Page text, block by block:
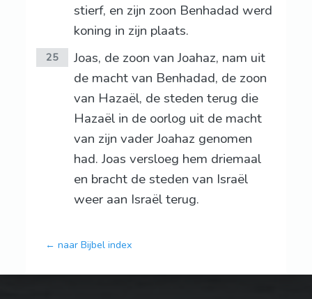
stierf, en zijn zoon Benhadad werd
koning in zijn plaats.
25
Joas, de zoon van Joahaz, nam uit
de macht van Benhadad, de zoon
van Hazaël, de steden terug die
Hazaël in de oorlog uit de macht
van zijn vader Joahaz genomen
had. Joas versloeg hem driemaal
en bracht de steden van Israël
weer aan Israël terug.
← naar Bijbel index